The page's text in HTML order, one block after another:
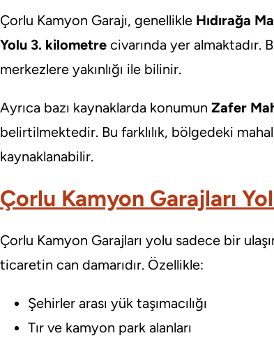
Çorlu Kamyon Garajı, genellikle Hıdırağa
Yolu 3. kilometre civarında yer almaktadır.
merkezlere yakınlığı ile bilinir.
Ayrıca bazı kaynaklarda konumun Zafer
belirtilmektedir. Bu farklılık, bölgedeki
kaynaklanabilir.
Çorlu Kamyon Garajları
Çorlu Kamyon Garajları yolu sadece bir
ticaretin can damarıdır. Özellikle:
Şehirler arası yük taşımacılığı
Tır ve kamyon park alanları